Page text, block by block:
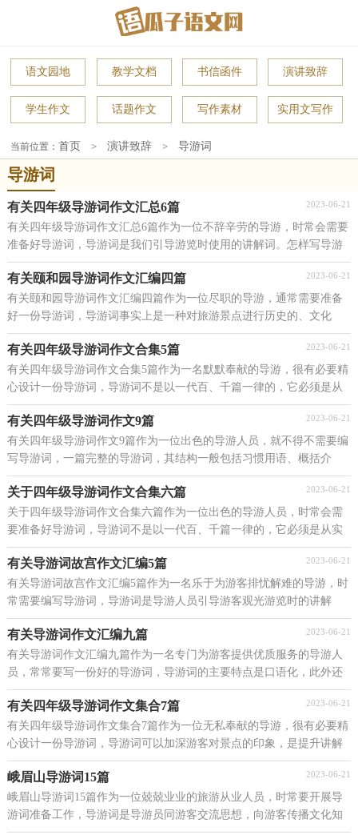
语文园地 教学文档 书信函件 演讲致辞
学生作文 话题作文 写作素材 实用文写作
当前位置：首页 > 演讲致辞 > 导游词
导游词
有关四年级导游词作文汇总6篇 2023-06-21
有关四年级导游词作文汇总6篇作为一位不辞辛劳的导游，时常会需要
准备好导游词，导游词是我们引导游览时使用的讲解词。怎样写导游
词才更能起到其作用呢？下面是小编精心整理的四...
有关颐和园导游词作文汇编四篇 2023-06-21
有关颐和园导游词作文汇编四篇作为一位尽职的导游，通常需要准备
好一份导游词，导游词事实上是一种对旅游景点进行历史的、文化
的、审美的解读的文体。写导游词需要注意哪些格式...
有关四年级导游词作文合集5篇 2023-06-21
有关四年级导游词作文合集5篇作为一名默默奉献的导游，很有必要精
心设计一份导游词，导游词不是以一代百、千篇一律的，它必须是从
实际出发，因人、因时而异，有针对性的。如何把导游...
有关四年级导游词作文9篇 2023-06-21
有关四年级导游词作文9篇作为一位出色的导游人员，就不得不需要编
写导游词，一篇完整的导游词，其结构一般包括习惯用语、概括介
绍、重点讲解三个部分。那么优秀的导游词是什么样...
关于四年级导游词作文合集六篇 2023-06-21
关于四年级导游词作文合集六篇作为一位出色的导游人员，时常会需
要准备好导游词，导游词不是以一代百、千篇一律的，它必须是从实
际出发，因人、因时而异，有针对性的。那么应当如何写...
有关导游词故宫作文汇编5篇 2023-06-21
有关导游词故宫作文汇编5篇作为一名乐于为游客排忧解难的导游，时
常需要编写导游词，导游词是导游人员引导游客观光游览时的讲解
词。那要怎么写好导游词呢？下面是小编整理的导游...
有关导游词作文汇编九篇 2023-06-21
有关导游词作文汇编九篇作为一名专门为游客提供优质服务的导游人
员，常常要写一份好的导游词，导游词的主要特点是口语化，此外还
具有知识性、文学性、礼节性等特点。那么应当如何...
有关四年级导游词作文集合7篇 2023-06-21
有关四年级导游词作文集合7篇作为一位无私奉献的导游，很有必要精
心设计一份导游词，导游词可以加深游客对景点的印象，是提升讲解
水平的重要工具。那么写导游词需要注意哪些问题...
峨眉山导游词15篇 2023-06-21
峨眉山导游词15篇作为一位兢兢业业的旅游从业人员，时常要开展导
游词准备工作，导游词是导游员同游客交流思想，向游客传播文化知
识的讲解词。如何把导游词做到重点突出呢？下面是小...